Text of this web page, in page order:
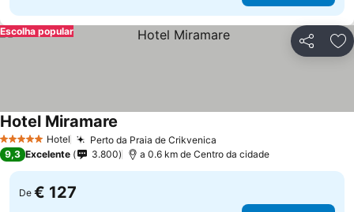
Partilhar
Escolha popular
5 Estrelas Hotel Perto da Praia de Crikvenica
Hotel Miramare
9,3 Excelente 3.800 a 0.6 km de Centro da cidade
De € 127